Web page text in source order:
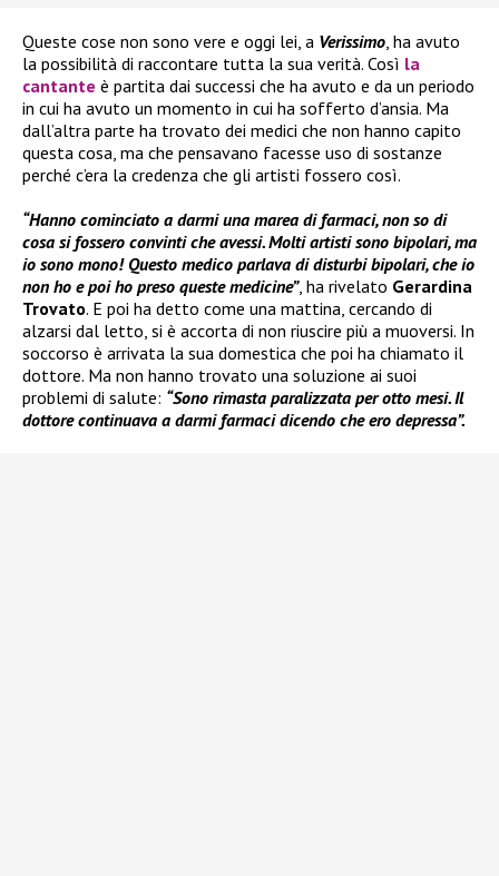
Queste cose non sono vere e oggi lei, a Verissimo , ha avuto
la possibilità di raccontare tutta la sua verità. Così la
cantante è partita dai successi che ha avuto e da un periodo
in cui ha avuto un momento in cui ha sofferto d’ansia. Ma
dall’altra parte ha trovato dei medici che non hanno capito
questa cosa, ma che pensavano facesse uso di sostanze
perché c’era la credenza che gli artisti fossero così.
“Hanno cominciato a darmi una marea di farmaci, non so di
cosa si fossero convinti che avessi. Molti artisti sono bipolari, ma
io sono mono! Questo medico parlava di disturbi bipolari, che io
non ho e poi ho preso queste medicine”, ha rivelato Gerardina
Trovato. E poi ha detto come una mattina, cercando di
alzarsi dal letto, si è accorta di non riuscire più a muoversi. In
soccorso è arrivata la sua domestica che poi ha chiamato il
dottore. Ma non hanno trovato una soluzione ai suoi
problemi di salute: “Sono rimasta paralizzata per otto mesi. Il
dottore continuava a darmi farmaci dicendo che ero depressa”.